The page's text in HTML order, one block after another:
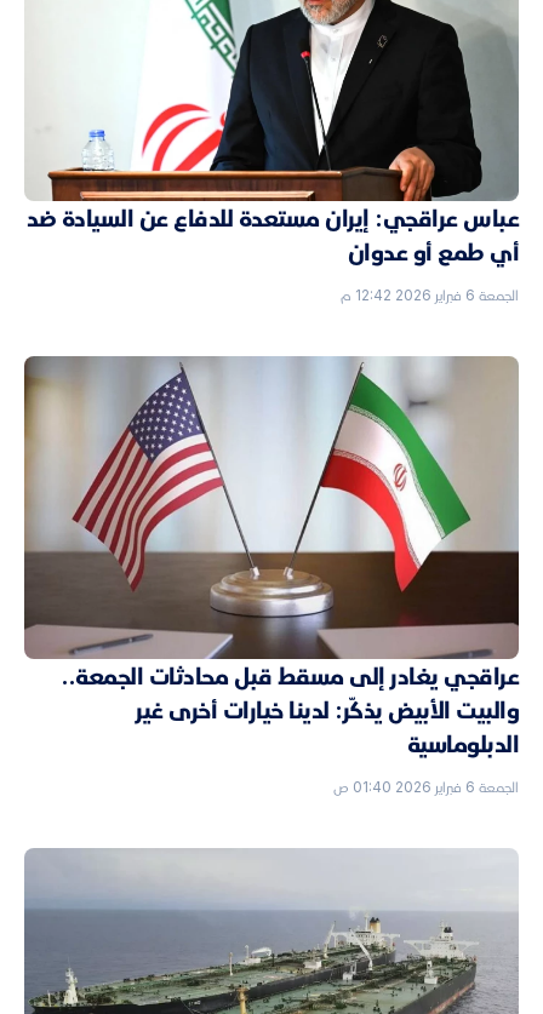
عباس عراقجي: إيران مستعدة للدفاع عن السيادة ضد
أي طمع أو عدوان
الجمعة 6 فبراير 2026 12:42 م
عراقجي يغادر إلى مسقط قبل محادثات الجمعة..
والبيت الأبيض يذكّر: لدينا خيارات أخرى غير
الدبلوماسية
الجمعة 6 فبراير 2026 01:40 ص